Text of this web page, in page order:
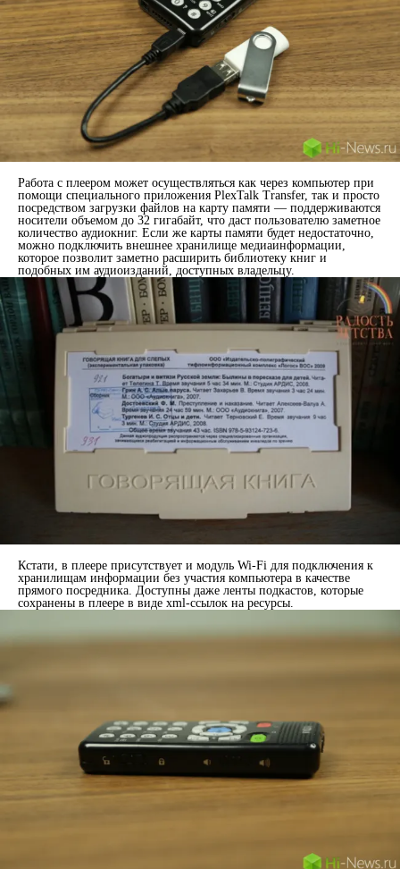
Работа с плеером может осуществляться как через компьютер при
помощи специального приложения PlexTalk Transfer, так и просто
посредством загрузки файлов на карту памяти — поддерживаются
носители объемом до 32 гигабайт, что даст пользователю заметное
количество аудиокниг. Если же карты памяти будет недостаточно,
можно подключить внешнее хранилище медиаинформации,
которое позволит заметно расширить библиотеку книг и
подобных им аудиоизданий, доступных владельцу.
Кстати, в плеере присутствует и модуль Wi-Fi для подключения к
хранилищам информации без участия компьютера в качестве
прямого посредника. Доступны даже ленты подкастов, которые
сохранены в плеере в виде xml-ссылок на ресурсы.